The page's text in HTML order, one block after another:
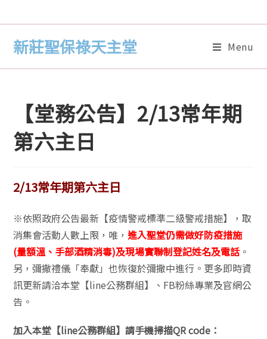
新莊聖保祿天主堂 Menu
【堂務公告】2/13常年期
第六主日
2/13常年期第六主日
※依照政府公告最新【疫情警戒標準二級警戒措施】，取
消集會活動人數上限，唯，進入聖堂仍需做好防疫措施
(量額溫、手部酒精消毒)及現場實聯制登記姓名及電話。
另，彌撒禮儀「奉獻」也恢復於彌撒中進行。更多即時資
訊更新請洽本堂【line公務群組】、FB粉絲專業及官網公
告。
加入本堂【line公務群組】請手機掃描QR code：